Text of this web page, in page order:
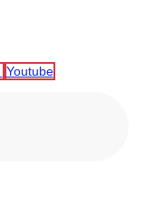
Youtube